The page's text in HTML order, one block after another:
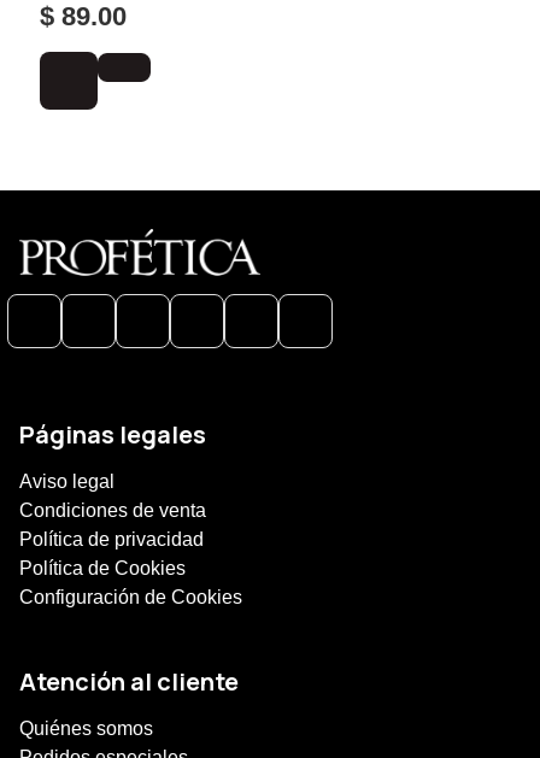
$ 89.00
Páginas legales
Aviso legal
Condiciones de venta
Política de privacidad
Política de Cookies
Configuración de Cookies
Atención al cliente
Quiénes somos